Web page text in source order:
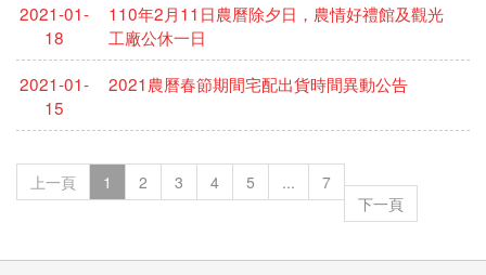
2021-01-
18
110年2月11日農曆除夕日，農情好禮館及觀光
工廠公休一日
2021-01-
15
2021農曆春節期間宅配出貨時間異動公告
上一頁 1 2 3 4 5 ...
7
下一頁